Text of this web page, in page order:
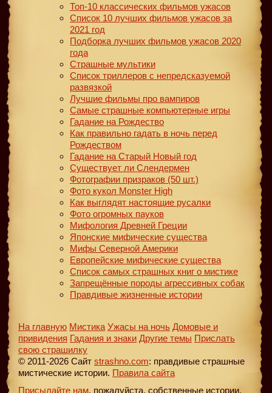
Топ-10 классических фильмов ужасов
Список 10 лучших фильмов ужасов за
2021 год
Подборка лучших фильмов ужасов 2020
года
Страшные мультики
Список триллеров с непредсказуемой
развязкой
Лучшие фильмы про вампиров
Самые страшные компьютерные игры
Гадание на Рождество
Как правильно гадать в ночь перед
Рождеством
Гадание на Старый Новый год
Существует ли Слендермен
Фотографии призраков (50 шт.)
Фото кукол Monster High
Как выглядят настоящие русалки
Фото огромных пауков
Мифология Древней Греции
Японские мифические существа
Мифы Северной Америки
Европейские мифические существа
Список самых страшных книг о мистике
Запрещённые породы агрессивных собак
Правдивые жизненные истории
На главную Мистика Ужасы на ночь Домовые и
привидения Гадания и знаки Другие темы Прислать
свою страшилку
© 2011-2026 Сайт strashno.com: правдивые страшные
мистические истории. Правила сайта
Присылайте нам, пожалуйста, собственные истории,